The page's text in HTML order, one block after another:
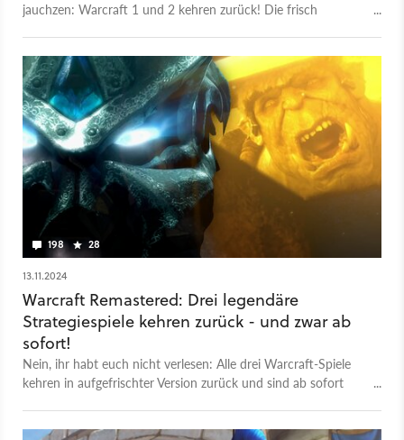
jauchzen: Warcraft 1 und 2 kehren zurück! Die frisch
Fassung. Außerdem bekommt das bislang enttäuschende
Warcraft 3 Reforged ein großes Update spendiert, das
ebenfalls viele optische Änderungen vornimmt. Das
Besondere an dieser Ankündigung: Blizzard hat einen
waschechten Shadow Drop vorgenommen. Das prallgefüllte
Strategiebundle ist ab sofort erhältlich. 40 Euro müsst ihr
dafür berappen. Einen genaueren Eindruck von den
technischen Neuerungen im Direktvergleich verschafft euch
unsere News zur Ankündigung.
198 28
13.11.2024
Warcraft Remastered: Drei legendäre
Strategiespiele kehren zurück - und zwar ab
sofort!
Nein, ihr habt euch nicht verlesen: Alle drei Warcraft-Spiele
kehren in aufgefrischter Version zurück und sind ab sofort